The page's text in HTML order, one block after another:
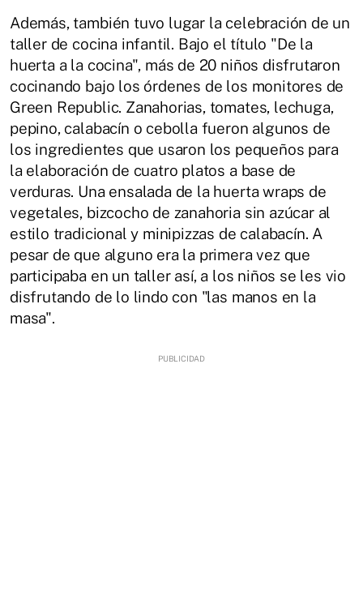
Además, también tuvo lugar la celebración de un
taller de cocina infantil. Bajo el título "De la
huerta a la cocina", más de 20 niños disfrutaron
cocinando bajo los órdenes de los monitores de
Green Republic. Zanahorias, tomates, lechuga,
pepino, calabacín o cebolla fueron algunos de
los ingredientes que usaron los pequeños para
la elaboración de cuatro platos a base de
verduras. Una ensalada de la huerta wraps de
vegetales, bizcocho de zanahoria sin azúcar al
estilo tradicional y minipizzas de calabacín. A
pesar de que alguno era la primera vez que
participaba en un taller así, a los niños se les vio
disfrutando de lo lindo con "las manos en la
masa".